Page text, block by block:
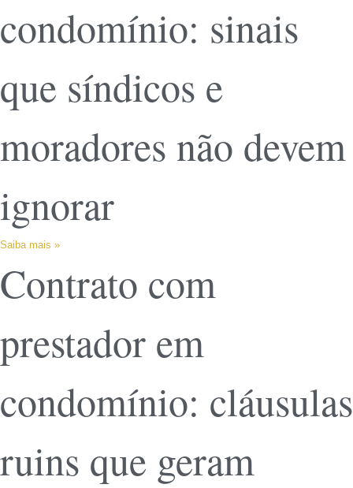
condomínio: sinais
que síndicos e
moradores não devem
ignorar
Saiba mais »
Contrato com
prestador em
condomínio: cláusulas
ruins que geram